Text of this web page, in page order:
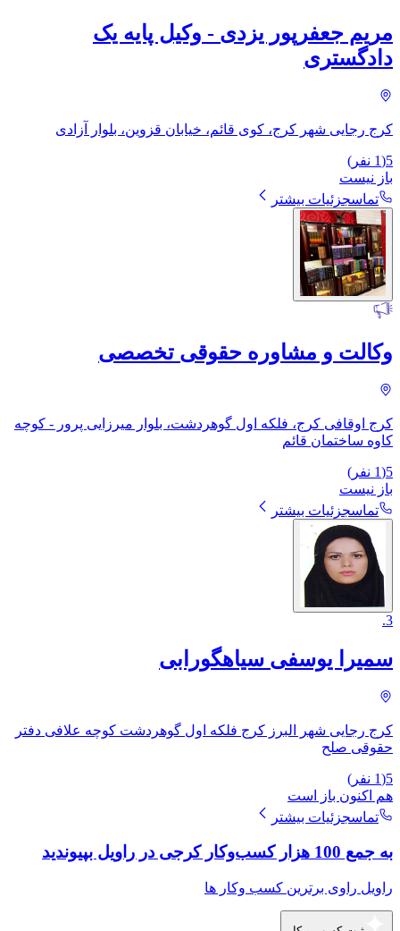
مریم جعفرپور یزدی - وکیل پایه یک
دادگستری
کرج رجایی شهر کرج، کوی قائم، خیابان قزوین، بلوار آزادی
5
(
1 نفر)
باز نیست
تماسجزئیات بیشتر
وکالت و مشاوره حقوقی تخصصی
کرج اوقافی کرج، فلکه اول گوهردشت، بلوار میرزایی پرور - کوچه
کاوه ساختمان قائم
5
(
1 نفر)
باز نیست
تماسجزئیات بیشتر
3
.
سمیرا یوسفی سیاهگورابی
کرج رجایی شهر البرز کرج فلکه اول گوهردشت کوچه علافی دفتر
حقوقی صلح
5
(
1 نفر)
هم اکنون باز است
تماسجزئیات بیشتر
به جمع 100 هزار کسب‌وکار کرجی در راویل بپیوندید
راویل راوی برترین کسب وکار ها